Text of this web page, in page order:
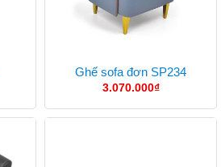
Ghế sofa đơn SP234
3.070.000₫